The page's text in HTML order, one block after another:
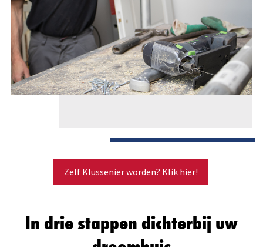
Zelf Klussenier worden? Klik hier!
In drie stappen dichterbij uw